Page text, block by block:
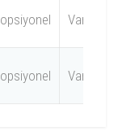
opsiyonel Var
opsiyonel Var